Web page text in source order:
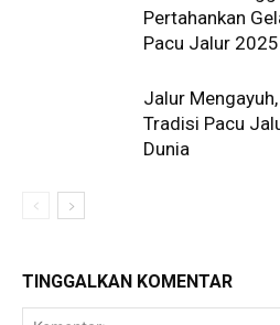
Pertahankan
Pacu Jalur 2025
Jalur
Tradisi Pacu
Dunia
TINGGALKAN KOMENTAR